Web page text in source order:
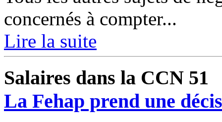
concernés à compter...
Lire la suite
Salaires dans la CCN 51
La Fehap prend une